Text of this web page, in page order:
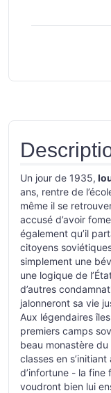
Un jour de 1935,
ans, rentre de
même il se
accusé d’avoir
également qu’il
citoyens
simplement une
une logique de
d’autres
jalonneront sa vie
Aux légendaires
premiers camps
beau monastère du
classes en
d’infortune - la fine
voudront bien lui